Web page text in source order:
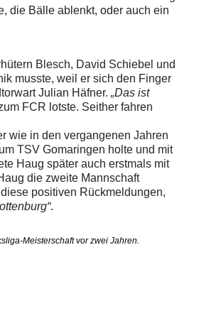
die Bälle ablenkt, oder auch ein
Blesch, David Schiebel und
musste, weil er sich den Finger
Julian Häfner. „Das ist
FCR lotste. Seither fahren
wie in den vergangenen Jahren
TSV Gomaringen holte und mit
Haug später auch erstmals mit
die zweite Mannschaft
positiven Rückmeldungen,
.
Meisterschaft vor zwei Jahren.